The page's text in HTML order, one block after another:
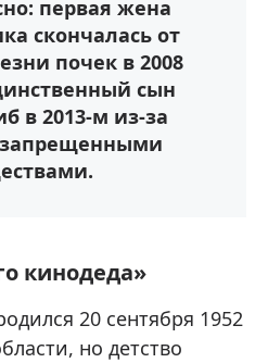
первая жена
скончалась от
почек в 2008
сын
в 2013-м из-за
кинодеда»
20 сентября 1952
но детство